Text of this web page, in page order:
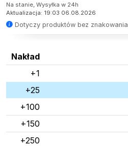
Na stanie, Wysyłka w 24h
Aktualizacja: 19:03 06.08.2026
Dotyczy produktów bez znakowania
Nakład
+1
+25
+100
+150
+250